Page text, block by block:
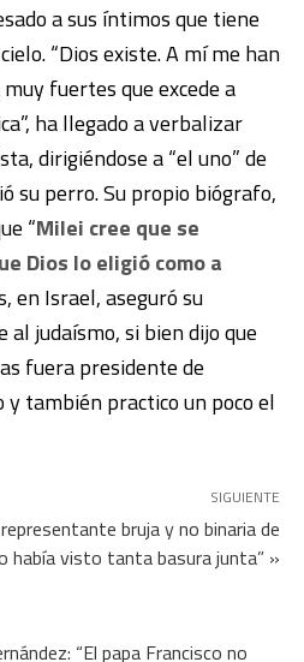
a sus íntimos que tiene
“Dios existe. A mí me han
fuertes que excede a
ha llegado a verbalizar
dirigiéndose a “el uno” de
su perro. Su propio biógrafo,
“Milei cree que se
Dios lo eligió como a
en Israel, aseguró su
judaísmo, si bien dijo que
fuera presidente de
y también practico un poco el
SIGUIENTE
bruja y no binaria de
había visto tanta basura junta” »
“El papa Francisco no